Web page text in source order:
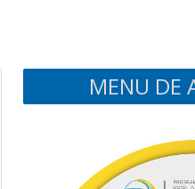
MENU DE